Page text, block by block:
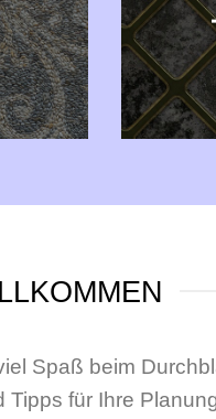
Spaß beim
für Ihre